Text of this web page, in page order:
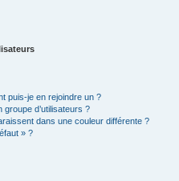
puis-je en rejoindre un ?
groupe d’utilisateurs ?
dans une couleur différente ?
» ?